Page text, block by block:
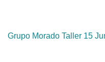
Grupo Morado Taller 15